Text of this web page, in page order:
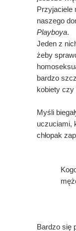
Przyjaciele
naszego
Playboya.
Jeden z
żeby
bardzo
kobiety
Myśli
uczuciami,
chłopak
Bardzo się